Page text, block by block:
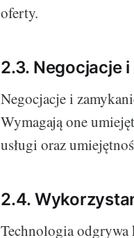
oferty.
2.3. Negocjacje
Negocjacje i
Wymagają one
usługi oraz
2.4.
Technologia odgrywa